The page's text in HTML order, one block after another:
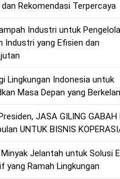
dan Rekomendasi Terpercaya
Industri untuk
Industri yang Efisien dan
Lingkungan Indonesia untuk
Masa Depan yang
JASA GILING GABAH
UNTUK BISNIS
Jelantah untuk Solusi
yang Ramah Lingkungan